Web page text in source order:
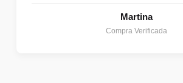
Martina
Compra Verificada